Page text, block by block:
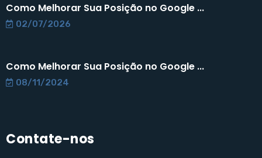
Como Melhorar Sua Posição no Google ...
02/07/2026
Como Melhorar Sua Posição no Google ...
08/11/2024
Contate-nos